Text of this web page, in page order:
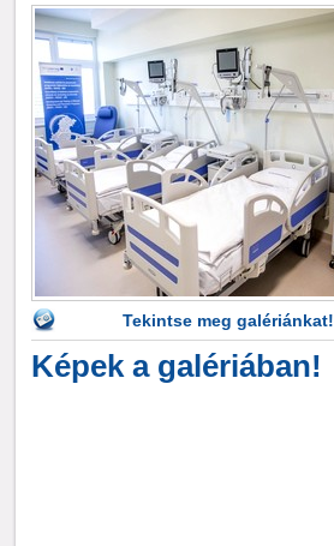
Tekintse meg galériánkat!
Képek a galériában!